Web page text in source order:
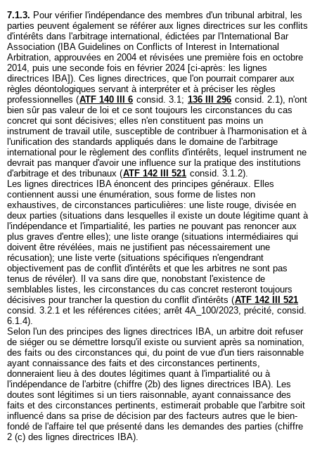
7.1.3. Pour vérifier l'indépendance des membres d'un tribunal arbitral, les
parties peuvent également se référer aux lignes directrices sur les conflits
d'intérêts dans l'arbitrage international, édictées par l'International Bar
Association (IBA Guidelines on Conflicts of Interest in International
Arbitration, approuvées en 2004 et révisées une première fois en octobre
2014, puis une seconde fois en février 2024 [ci-après: les lignes
directrices IBA]). Ces lignes directrices, que l'on pourrait comparer aux
règles déontologiques servant à interpréter et à préciser les règles
professionnelles (ATF 140 III 6 consid. 3.1; 136 III 296 consid. 2.1), n'ont
bien sûr pas valeur de loi et ce sont toujours les circonstances du cas
concret qui sont décisives; elles n'en constituent pas moins un
instrument de travail utile, susceptible de contribuer à l'harmonisation et à
l'unification des standards appliqués dans le domaine de l'arbitrage
international pour le règlement des conflits d'intérêts, lequel instrument ne
devrait pas manquer d'avoir une influence sur la pratique des institutions
d'arbitrage et des tribunaux (ATF 142 III 521 consid. 3.1.2).
Les lignes directrices IBA énoncent des principes généraux. Elles
contiennent aussi une énumération, sous forme de listes non
exhaustives, de circonstances particulières: une liste rouge, divisée en
deux parties (situations dans lesquelles il existe un doute légitime quant à
l'indépendance et l'impartialité, les parties ne pouvant pas renoncer aux
plus graves d'entre elles); une liste orange (situations intermédiaires qui
doivent être révélées, mais ne justifient pas nécessairement une
récusation); une liste verte (situations spécifiques n'engendrant
objectivement pas de conflit d'intérêts et que les arbitres ne sont pas
tenus de révéler). Il va sans dire que, nonobstant l'existence de
semblables listes, les circonstances du cas concret resteront toujours
décisives pour trancher la question du conflit d'intérêts (ATF 142 III 521
consid. 3.2.1 et les références citées; arrêt 4A_100/2023, précité, consid.
6.1.4).
Selon l'un des principes des lignes directrices IBA, un arbitre doit refuser
de siéger ou se démettre lorsqu'il existe ou survient après sa nomination,
des faits ou des circonstances qui, du point de vue d'un tiers raisonnable
ayant connaissance des faits et des circonstances pertinents,
donneraient lieu à des doutes légitimes quant à l'impartialité ou à
l'indépendance de l'arbitre (chiffre (2b) des lignes directrices IBA). Les
doutes sont légitimes si un tiers raisonnable, ayant connaissance des
faits et des circonstances pertinents, estimerait probable que l'arbitre soit
influencé dans sa prise de décision par des facteurs autres que le bien-
fondé de l'affaire tel que présenté dans les demandes des parties (chiffre
2 (c) des lignes directrices IBA).